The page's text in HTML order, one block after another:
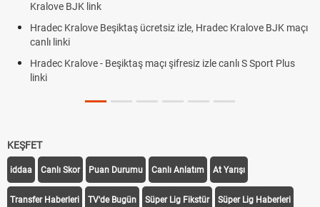
Kralove BJK link
Hradec Kralove Beşiktaş ücretsiz izle, Hradec Kralove BJK maçı
canlı linki
Hradec Kralove - Beşiktaş maçı şifresiz izle canlı S Sport Plus
linki
KEŞFET
iddaa Canlı Skor Puan Durumu Canlı Anlatım At Yarışı
Transfer Haberleri TV'de Bugün Süper Lig Fikstür Süper Lig Haberleri